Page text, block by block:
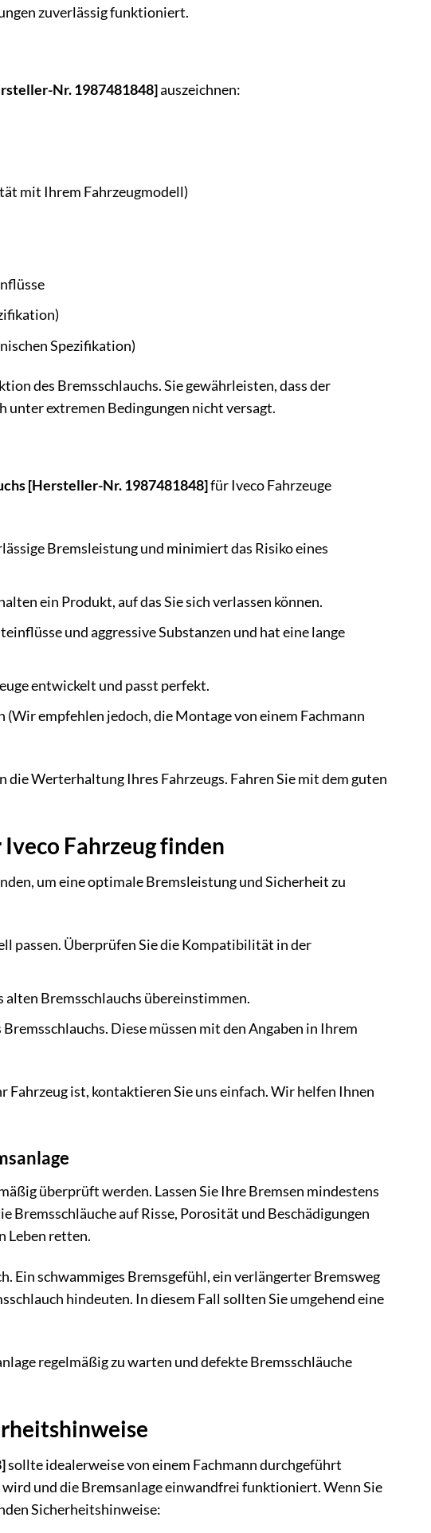
zuverlässig funktioniert.
Nr. 1987481848]auszeichnen:
mit Ihrem Fahrzeugmodell)
Spezifikation)
des Bremsschlauchs. Sie gewährleisten, dass der
unter extremen Bedingungen nicht versagt.
[Hersteller-Nr. 1987481848]für Iveco Fahrzeuge
Bremsleistung und minimiert das Risiko eines
ein Produkt, auf das Sie sich verlassen können.
und aggressive Substanzen und hat eine lange
entwickelt und passt perfekt.
empfehlen jedoch, die Montage von einem Fachmann
Werterhaltung Ihres Fahrzeugs. Fahren Sie mit dem guten
Fahrzeug finden
um eine optimale Bremsleistung und Sicherheit zu
passen. Überprüfen Sie die Kompatibilität in der
Bremsschlauchs übereinstimmen.
Diese müssen mit den Angaben in Ihrem
ist, kontaktieren Sie uns einfach. Wir helfen Ihnen
überprüft werden. Lassen Sie Ihre Bremsen mindestens
Bremsschläuche auf Risse, Porosität und Beschädigungen
Leben retten.
Ein schwammiges Bremsgefühl, ein verlängerter Bremsweg
hindeuten. In diesem Fall sollten Sie umgehend eine
regelmäßig zu warten und defekte Bremsschläuche
sollte idealerweise von einem Fachmann durchgeführt
und die Bremsanlage einwandfrei funktioniert. Wenn Sie
Sicherheitshinweise: